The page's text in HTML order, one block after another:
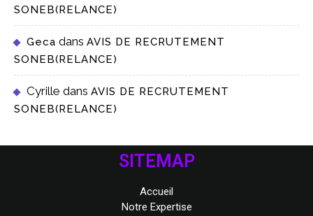
SONEB(RELANCE)
Geca dans AVIS DE RECRUTEMENT
SONEB(RELANCE)
Cyrille dans AVIS DE RECRUTEMENT
SONEB(RELANCE)
SITEMAP
Accueil
Notre Expertise